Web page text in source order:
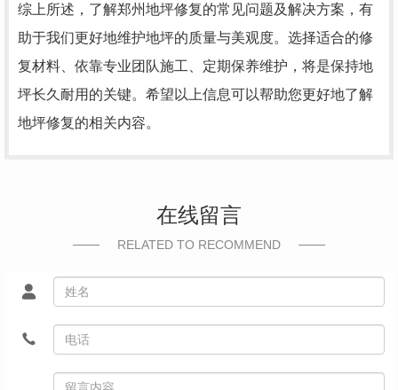
综上所述，了解郑州地坪修复的常见问题及解决方案，有
助于我们更好地维护地坪的质量与美观度。选择适合的修
复材料、依靠专业团队施工、定期保养维护，将是保持地
坪长久耐用的关键。希望以上信息可以帮助您更好地了解
地坪修复的相关内容。
在线留言
RELATED TO RECOMMEND